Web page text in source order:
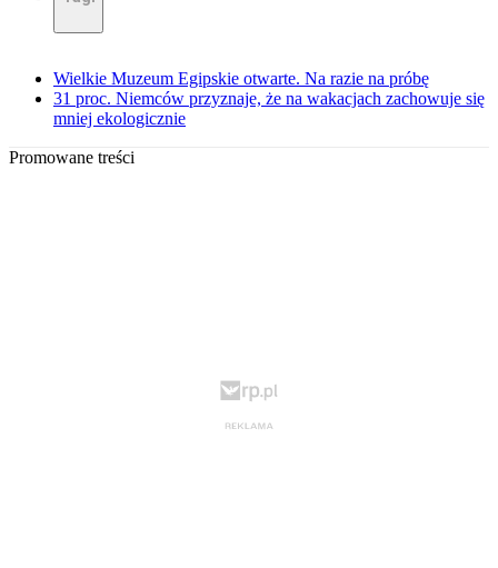
Wielkie Muzeum Egipskie otwarte. Na razie na próbę
31 proc. Niemców przyznaje, że na wakacjach zachowuje się
mniej ekologicznie
Promowane treści